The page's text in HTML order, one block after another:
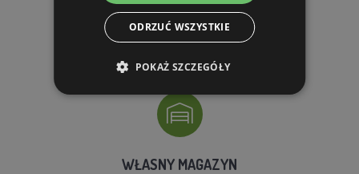
DARMOWA WYSYŁKA
WŁASNY MAGAZYN
ODRZUĆ WSZYSTKIE
POKAŻ SZCZEGÓŁY